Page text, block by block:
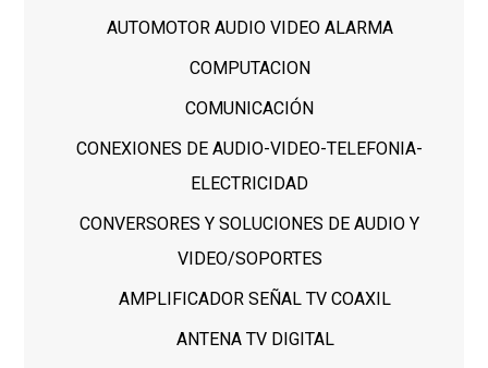
AUTOMOTOR AUDIO VIDEO ALARMA
COMPUTACION
COMUNICACIÓN
CONEXIONES DE AUDIO-VIDEO-TELEFONIA-
ELECTRICIDAD
CONVERSORES Y SOLUCIONES DE AUDIO Y
VIDEO/SOPORTES
AMPLIFICADOR SEÑAL TV COAXIL
ANTENA TV DIGITAL